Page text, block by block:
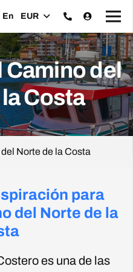
En EUR
del
Costa
Norte de la Costa
para
del Norte de la
es una de las